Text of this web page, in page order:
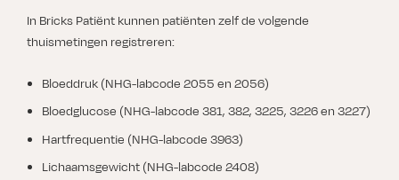
In Bricks Patiënt kunnen patiënten zelf de volgende
thuismetingen registreren:
Bloeddruk (NHG-labcode 2055 en 2056)
Bloedglucose (NHG-labcode 381, 382, 3225, 3226 en 3227)
Hartfrequentie (NHG-labcode 3963)
Lichaamsgewicht (NHG-labcode 2408)